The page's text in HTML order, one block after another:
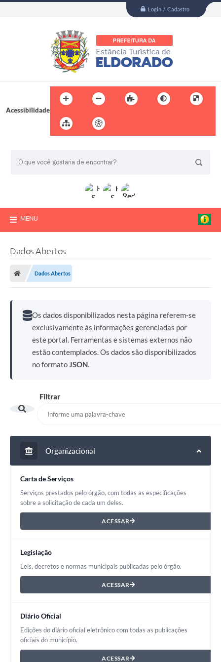
Login / Cadastro
Acessibilidade
MENU
Dados Abertos
Dados Abertos
Os dados disponibilizados nesta página referem-se
exclusivamente às informações gerenciadas por
este portal. Ferramentas e sistemas externos não
estão contemplados. Os dados são disponibilizados
no formatoJSON.
Filtrar
Organizacional
Carta de Serviços
Serviços prestados pelo órgão, com todas as especificações
sobre a solicitação de cada um deles.
ACESSAR
Legislação
Leis, decretos e normas municipais publicadas pelo órgão.
ACESSAR
Diário Oficial
Edições do diário oficial eletrônico com todas as publicações
oficiais do município.
ACESSAR